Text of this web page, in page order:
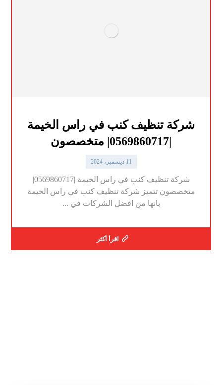
شركة تنظيف كنب في راس الخيمة
11 ديسمبر، 2024
شركة تنظيف كنب في راس الخيمة |0569860717|
متخصصون تتميز شركة تنظيف كنب في راس الخيمة
بانها من افضل الشركات في ...
اقرأ أكثر